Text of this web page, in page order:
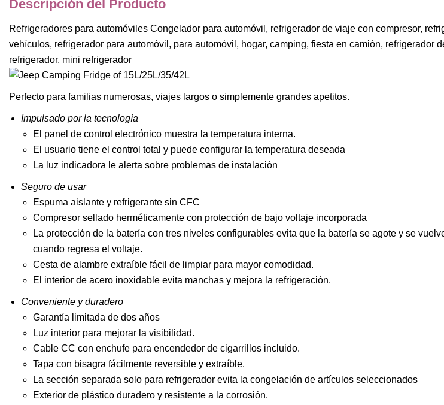
Descripción del Producto
Refrigeradores para automóviles Congelador para automóvil, refrigerador de viaje con compresor,
vehículos, refrigerador para automóvil, para automóvil, hogar, camping, fiesta en camión, refrigerador
refrigerador, mini refrigerador
Perfecto para familias numerosas, viajes largos o simplemente grandes apetitos.
Impulsado por la tecnología
El panel de control electrónico muestra la temperatura interna.
El usuario tiene el control total y puede configurar la temperatura deseada
La luz indicadora le alerta sobre problemas de instalación
Seguro de usar
Espuma aislante y refrigerante sin CFC
Compresor sellado herméticamente con protección de bajo voltaje incorporada
La protección de la batería con tres niveles configurables evita que la batería se agote y se
cuando regresa el voltaje.
Cesta de alambre extraíble fácil de limpiar para mayor comodidad.
El interior de acero inoxidable evita manchas y mejora la refrigeración.
Conveniente y duradero
Garantía limitada de dos años
Luz interior para mejorar la visibilidad.
Cable CC con enchufe para encendedor de cigarrillos incluido.
Tapa con bisagra fácilmente reversible y extraíble.
La sección separada solo para refrigerador evita la congelación de artículos seleccionados
Exterior de plástico duradero y resistente a la corrosión.